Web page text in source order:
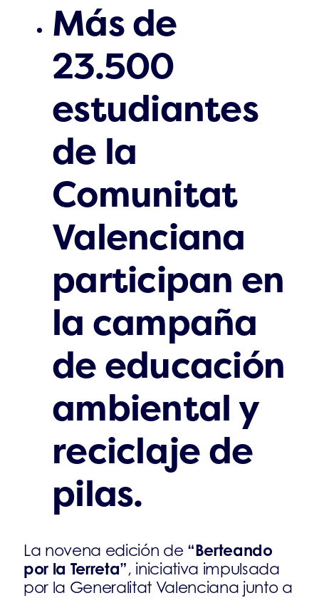
Más de
23.500
estudiantes
de la
Comunitat
Valenciana
participan en
la campaña
de educación
ambiental y
reciclaje de
pilas.
La novena edición de “Berteando
por la Terreta”, iniciativa impulsada
por la Generalitat Valenciana junto a